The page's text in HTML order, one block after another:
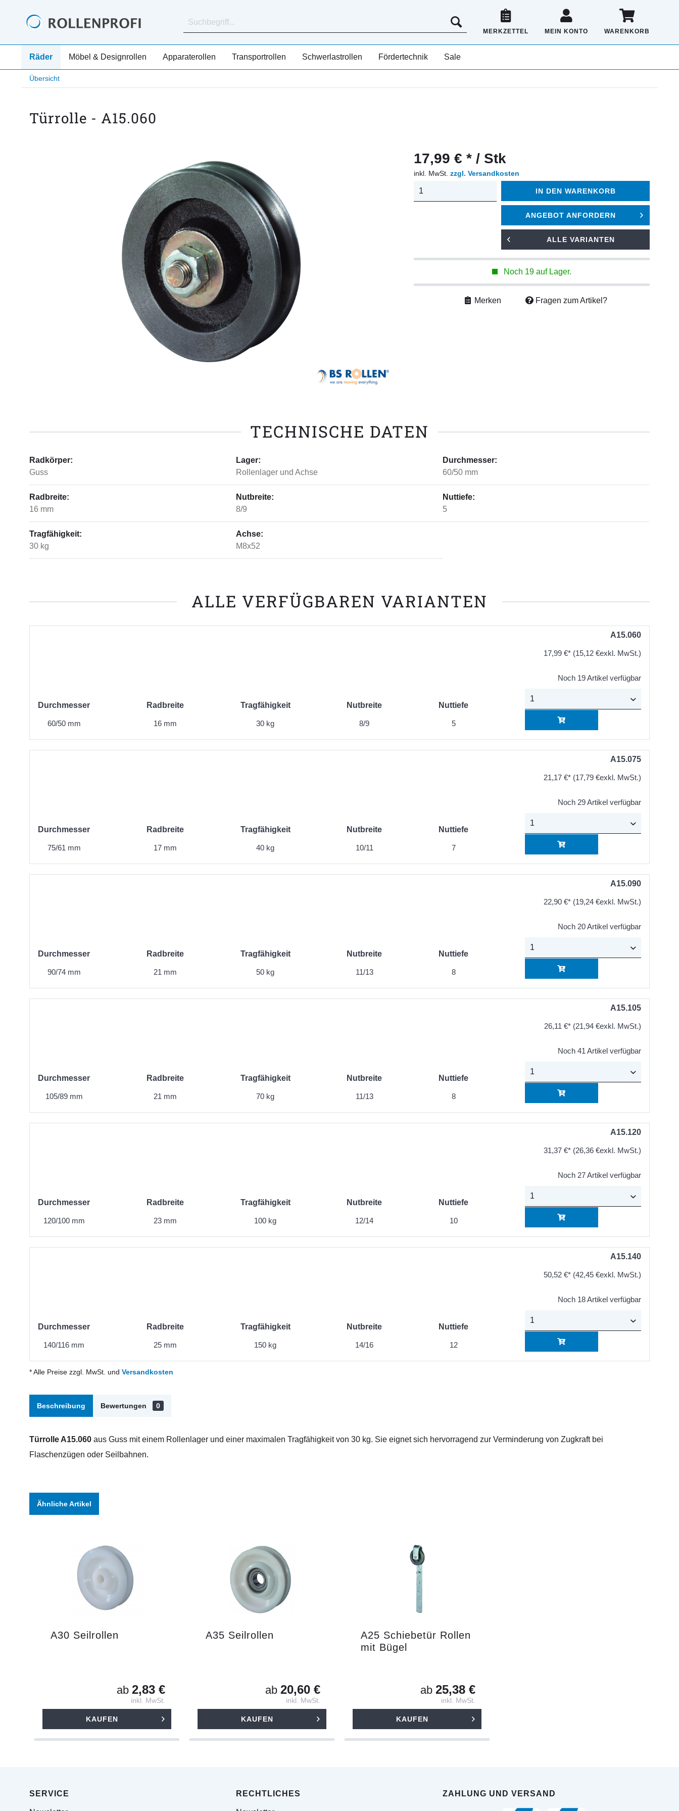
MERKZETTEL MEIN KONTO WARENKORB
Räder Möbel & Designrollen Apparaterollen Transportrollen Schwerlastrollen Fördertechnik Sale
Übersicht
Türrolle - A15.060
17,99 € * / Stk
inkl. MwSt.zzgl. Versandkosten
IN DEN WARENKORB
ANGEBOT ANFORDERN
ALLE VARIANTEN
Noch 19 auf Lager.
Merken Fragen zum Artikel?
TECHNISCHE DATEN
Radkörper:
Guss
Lager:
Rollenlager und Achse
Durchmesser:
60/50 mm
Radbreite:
16 mm
Nutbreite:
8/9
Nuttiefe:
5
Tragfähigkeit:
30 kg
Achse:
M8x52
ALLE VERFÜGBAREN VARIANTEN
Durchmesser
60/50 mm
Radbreite
16 mm
Tragfähigkeit
30 kg
Nutbreite
8/9
Nuttiefe
5
A15.060
17,99 €* (15,12 €exkl. MwSt.)
Noch 19 Artikel verfügbar
Durchmesser
75/61 mm
Radbreite
17 mm
Tragfähigkeit
40 kg
Nutbreite
10/11
Nuttiefe
7
A15.075
21,17 €* (17,79 €exkl. MwSt.)
Noch 29 Artikel verfügbar
Durchmesser
90/74 mm
Radbreite
21 mm
Tragfähigkeit
50 kg
Nutbreite
11/13
Nuttiefe
8
A15.090
22,90 €* (19,24 €exkl. MwSt.)
Noch 20 Artikel verfügbar
Durchmesser
105/89 mm
Radbreite
21 mm
Tragfähigkeit
70 kg
Nutbreite
11/13
Nuttiefe
8
A15.105
26,11 €* (21,94 €exkl. MwSt.)
Noch 41 Artikel verfügbar
Durchmesser
120/100 mm
Radbreite
23 mm
Tragfähigkeit
100 kg
Nutbreite
12/14
Nuttiefe
10
A15.120
31,37 €* (26,36 €exkl. MwSt.)
Noch 27 Artikel verfügbar
Durchmesser
140/116 mm
Radbreite
25 mm
Tragfähigkeit
150 kg
Nutbreite
14/16
Nuttiefe
12
A15.140
50,52 €* (42,45 €exkl. MwSt.)
Noch 18 Artikel verfügbar
* Alle Preise zzgl. MwSt. und Versandkosten
Beschreibung Bewertungen 0
Türrolle A15.060 aus Guss mit einem Rollenlager und einer maximalen Tragfähigkeit von 30 kg. Sie eignet sich hervorragend zur Verminderung von Zugkraft bei
Flaschenzügen oder Seilbahnen.
Ähnliche Artikel
A30 Seilrollen
ab 2,83 €
inkl. MwSt.
KAUFEN
A35 Seilrollen
ab 20,60 €
inkl. MwSt.
KAUFEN
A25 Schiebetür Rollen
mit Bügel
ab 25,38 €
inkl. MwSt.
KAUFEN
SERVICE RECHTLICHES ZAHLUNG UND VERSAND